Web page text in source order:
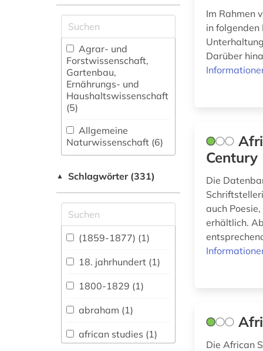
Agrar- und
Forstwissenschaft,
Gartenbau,
Ernährungs- und
Haushaltswissenschaft
(5)
Allgemeine
Naturwissenschaft (6)
fachübergreifende
Allgemeine und
vergleichende Sprach-
und
Literaturwissenschaft.
Indogermanistik.
Außereuropäische
Sprachen und
Literaturen (47)
Anglistik.
Amerikanistik (174)
▲ Schlagwörter (331)
(1859-1877) (1)
18. jahrhundert (1)
1800-1829 (1)
abraham (1)
african studies (1)
Im Rahmen
in folgenden
Darüber
Century
Die
auch
erhältlich.
Die African